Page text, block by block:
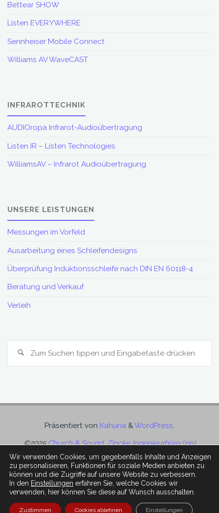
Bettear SHOW
Listen EVERYWHERE
Sennheiser Mobile Connect
Williams AV WaveCAST
INFRAROTTECHNIK
AUDIOropa Infrarot-Audioübertragung
Listen IR – Listen Technologies
WilliamsAV – Infrarot Audioübertragung
UNSERE LEISTUNGEN
Messungen im Vorfeld
Ausarbeitung eines Schleifendesigns
Überprüfung Induktionsschleife nach DIN EN 60118-4
Beratung und Verkauf
Verleih
Suchen
Präsentiert von Kahuna &WordPress.
©2025Church & Sound, Zincke Ingenieurbüro (zin)
Impressum
Wir verwenden Cookies, um gegebenfalls Inhalte und Anzeigen
zu personalisieren, Funktionen für soziale Medien anbieten zu
können und die Zugriffe auf unsere Website zu verbessern.
In den Einstellungen erfahren Sie, welche Cookies wir
verwenden, hier können Sie diese auf Wunsch ausschalten.
Zustimmen Cookies ablehnen Einstellungen